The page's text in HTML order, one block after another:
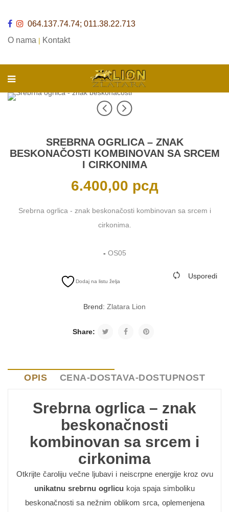
064.137.74.74; 011.38.22.713
O nama | Kontakt
SREBRNA OGRLICA – ZNAK
BESKONAČOSTI KOMBINOVAN SA SRCEM
I CIRKONIMA
6.400,00 рсд
Srebrna ogrlica - znak beskonačosti kombinovan sa srcem i
cirkonima.
- OS05
Dodaj na listu želja
Usporedi
Brend: Zlatara Lion
Share:
OPIS CENA-DOSTAVA-DOSTUPNOST
Srebrna ogrlica – znak
beskonačnosti
kombinovan sa srcem i
cirkonima
Otkrijte čaroliju večne ljubavi i neiscrpne energije kroz ovu
unikatnu srebrnu ogrlicu koja spaja simboliku
beskonačnosti sa nežnim oblikom srca, oplemenjena